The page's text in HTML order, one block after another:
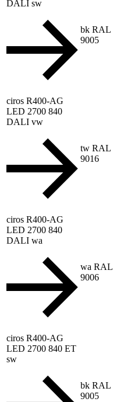
DALI sw
bk RAL
9005
ciros R400-AG
LED 2700 840
DALI vw
tw RAL
9016
ciros R400-AG
LED 2700 840
DALI wa
wa RAL
9006
ciros R400-AG
LED 2700 840 ET
sw
bk RAL
9005